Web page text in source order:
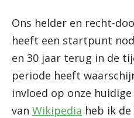
Ons helder en recht-
heeft een startpunt
en 30 jaar terug in de
periode heeft
invloed op onze
van Wikipedia heb ik